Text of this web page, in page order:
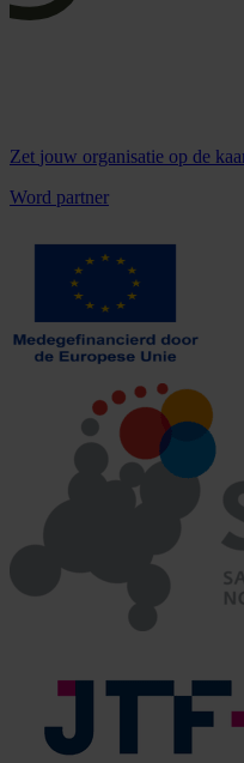
Zet jouw organisatie op de
Word partner